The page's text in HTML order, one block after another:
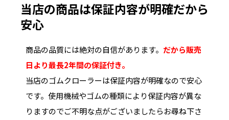
当店の商品は保証内容が明確だから
安心
商品の品質には絶対の自信があります。 だから販売
日より最長2年間の保証付き。
当店のゴムクローラーは保証内容が明確なので安心
です。使用機械やゴムの種類により保証内容が異な
りますのでご不明な点がございましたらお尋ね下さ